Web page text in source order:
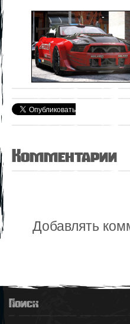
Комментарии
Добавлять
Поиск